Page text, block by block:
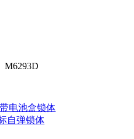
M6293D
电池盒锁体
自弹锁体